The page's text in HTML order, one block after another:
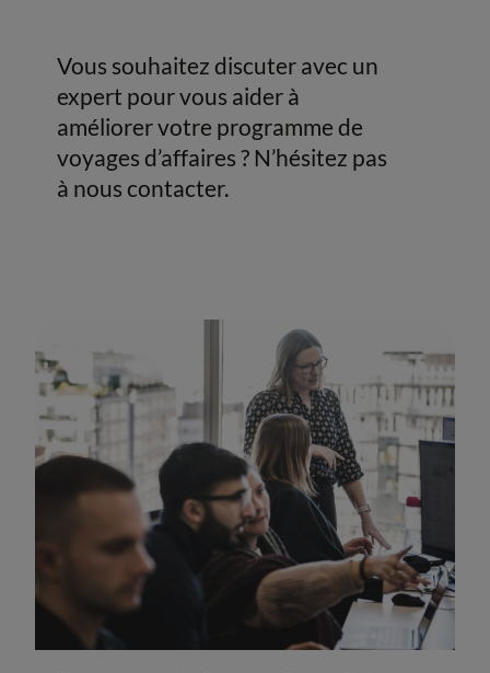
Vous souhaitez discuter avec un
expert pour vous aider à
améliorer votre programme de
voyages d’affaires ? N’hésitez pas
à nous contacter.